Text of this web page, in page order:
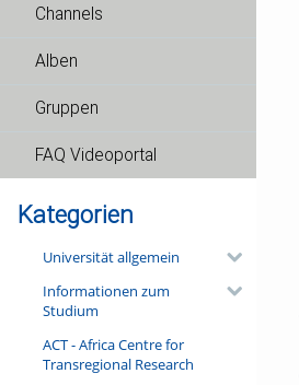
Channels
Alben
Gruppen
FAQ Videoportal
Kategorien
Universität allgemein
Informationen zum
Studium
ACT - Africa Centre for
Transregional Research